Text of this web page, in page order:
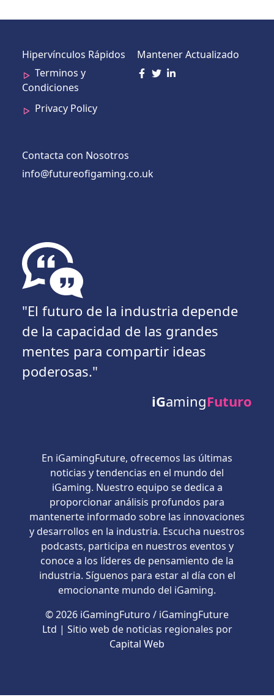
Hipervínculos Rápidos
Terminos y
Condiciones
Privacy Policy
Mantener Actualizado
Contacta con Nosotros
info@futureofigaming.co.uk
"El futuro de la industria depende
de la capacidad de las grandes
mentes para compartir ideas
poderosas."
iGamingFuturo
En iGamingFuture, ofrecemos las últimas
noticias y tendencias en el mundo del
iGaming. Nuestro equipo se dedica a
proporcionar análisis profundos para
mantenerte informado sobre las innovaciones
y desarrollos en la industria. Escucha nuestros
podcasts, participa en nuestros eventos y
conoce a los líderes de pensamiento de la
industria. Síguenos para estar al día con el
emocionante mundo del iGaming.
© 2026 iGamingFuturo / iGamingFuture
Ltd | Sitio web de noticias regionales por
Capital Web